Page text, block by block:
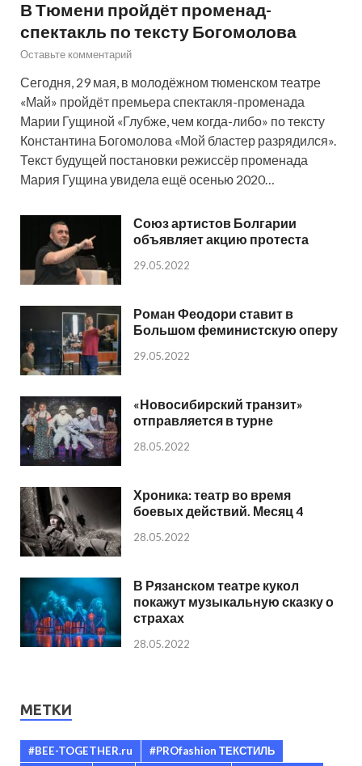
В Тюмени пройдёт променад-
спектакль по тексту Богомолова
Оставьте комментарий
Сегодня, 29 мая, в молодёжном тюменском театре
«Май» пройдёт премьера спектакля-променада
Марии Гущиной «Глубже, чем когда-либо» по тексту
Константина Богомолова «Мой бластер разрядился».
Текст будущей постановки режиссёр променада
Мария Гущина увидела ещё осенью 2020…
Союз артистов Болгарии
объявляет акцию протеста
29.05.2022
Роман Феодори ставит в
Большом феминистскую оперу
29.05.2022
«Новосибирский транзит»
отправляется в турне
28.05.2022
Хроника: театр во время
боевых действий. Месяц 4
28.05.2022
В Рязанском театре кукол
покажут музыкальную сказку о
страхах
28.05.2022
МЕТКИ
#BEE-TOGETHER.ru
#PROfashion ТЕКСТИЛЬ